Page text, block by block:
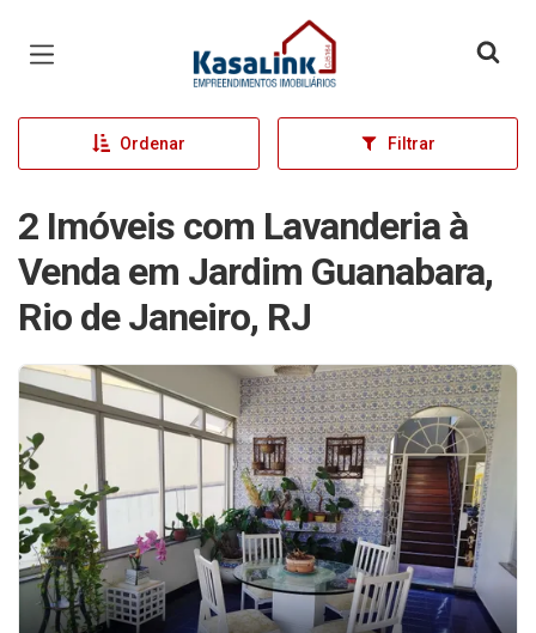
Página inicial
Ordenar Filtrar
2 Imóveis com Lavanderia à
Venda em Jardim Guanabara,
Rio de Janeiro, RJ